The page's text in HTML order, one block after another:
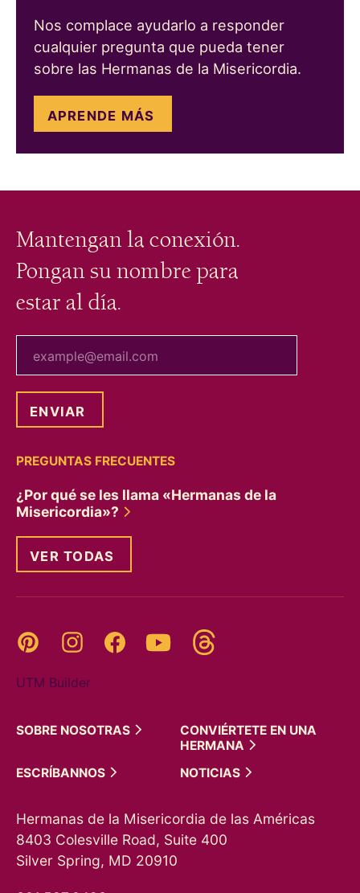
Nos complace ayudarlo a responder
cualquier pregunta que pueda tener
sobre las Hermanas de la Misericordia.
APRENDE MÁS
Mantengan la conexión.
Pongan su nombre para
estar al día.
PREGUNTAS FRECUENTES
¿Por qué se les llama «Hermanas de la
Misericordia»?
VER TODAS
Pinterest InstagramFacebookYouTube
UTM Builder
SOBRE NOSOTRAS
CONVIÉRTETE EN UNA
HERMANA
ESCRÍBANNOS
NOTICIAS
Hermanas de la Misericordia de las Américas
8403 Colesville Road, Suite 400
Silver Spring, MD 20910